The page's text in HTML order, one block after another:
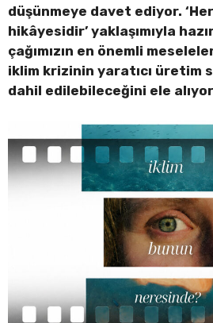
düşünmeye davet ediyor.
hikâyesidir’ yaklaşımıyla
çağımızın en önemli
iklim krizinin yaratıcı üretim
dahil edilebileceğini ele